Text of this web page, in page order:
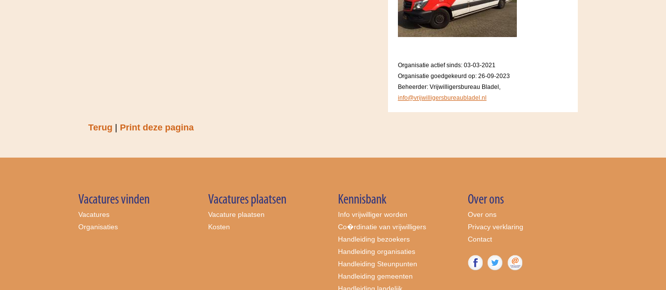
Organisatie actief sinds: 03-03-2021
Organisatie goedgekeurd op: 26-09-2023
Beheerder: Vrijwilligersbureau Bladel,
info@vrijwilligersbureaubladel.nl
Terug Print deze pagina
Vacatures vinden
Vacatures
Organisaties
Vacatures plaatsen
Vacature plaatsen
Kosten
Kennisbank
Info vrijwilliger worden
Co�rdinatie van vrijwilligers
Handleiding bezoekers
Handleiding organisaties
Handleiding Steunpunten
Handleiding gemeenten
Over ons
Over ons
Privacy verklaring
Contact